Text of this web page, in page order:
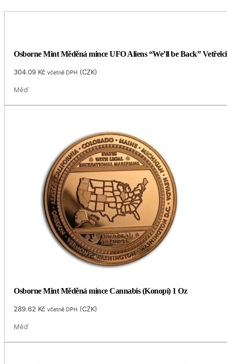
Osborne Mint Měděná mince UFO Aliens “We’ll be Back”
304.09 Kč včetně DPH (CZK)
Měď
Osborne Mint Měděná mince Cannabis (Konopí) 1 Oz
289.62 Kč včetně DPH (CZK)
Měď